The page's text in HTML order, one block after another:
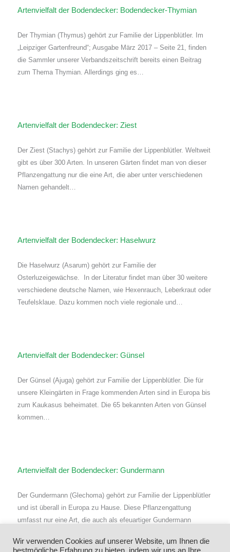
Artenvielfalt der Bodendecker: Bodendecker-Thymian
Der Thymian (Thymus) gehört zur Familie der Lippenblütler. Im
„Leipziger Gartenfreund“; Ausgabe März 2017 – Seite 21, finden
die Sammler unserer Verbandszeitschrift bereits einen Beitrag
zum Thema Thymian. Allerdings ging es…
Artenvielfalt der Bodendecker: Ziest
Der Ziest (Stachys) gehört zur Familie der Lippenblütler. Weltweit
gibt es über 300 Arten. In unseren Gärten findet man von dieser
Pflanzengattung nur die eine Art, die aber unter verschiedenen
Namen gehandelt…
Artenvielfalt der Bodendecker: Haselwurz
Die Haselwurz (Asarum) gehört zur Familie der
Osterluzeigewächse. In der Literatur findet man über 30 weitere
verschiedene deutsche Namen, wie Hexenrauch, Leberkraut oder
Teufelsklaue. Dazu kommen noch viele regionale und…
Artenvielfalt der Bodendecker: Günsel
Der Günsel (Ajuga) gehört zur Familie der Lippenblütler. Die für
unsere Kleingärten in Frage kommenden Arten sind in Europa bis
zum Kaukasus beheimatet. Die 65 bekannten Arten von Günsel
kommen…
Artenvielfalt der Bodendecker: Gundermann
Der Gundermann (Glechoma) gehört zur Familie der Lippenblütler
und ist überall in Europa zu Hause. Diese Pflanzengattung
umfasst nur eine Art, die auch als efeuartiger Gundermann
Wir verwenden Cookies auf unserer Website, um Ihnen die